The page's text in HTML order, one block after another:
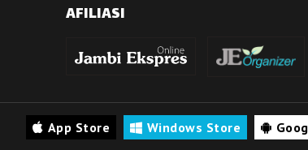
AFILIASI
App Store Windows Store